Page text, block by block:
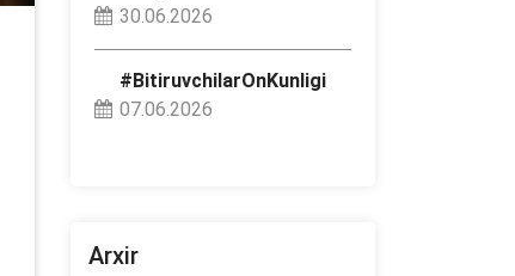
30.06.2026
#BitiruvchilarOnKunligi
07.06.2026
Arxir